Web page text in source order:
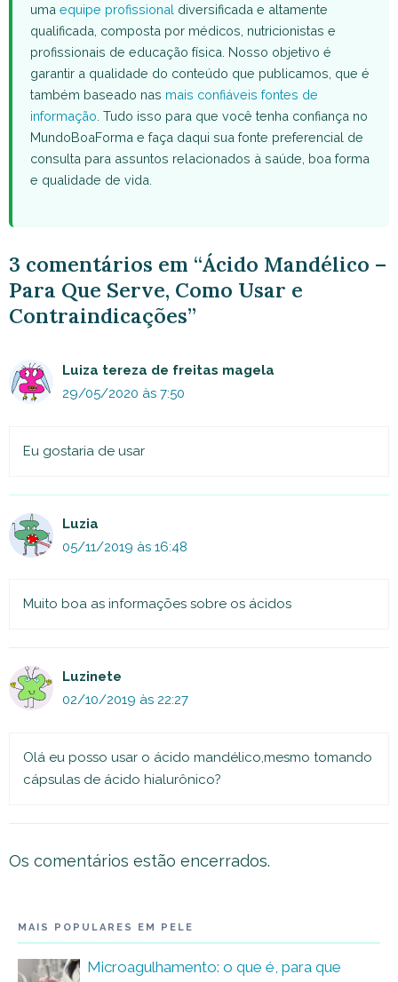
uma equipe profissional diversificada e altamente
qualificada, composta por médicos, nutricionistas e
profissionais de educação física. Nosso objetivo é
garantir a qualidade do conteúdo que publicamos, que é
também baseado nas mais confiáveis fontes de
informação . Tudo isso para que você tenha confiança no
MundoBoaForma e faça daqui sua fonte preferencial de
consulta para assuntos relacionados à saúde, boa forma
e qualidade de vida.
3 comentários em “Ácido Mandélico –
Para Que Serve, Como Usar e
Contraindicações”
Luiza tereza de freitas magela
29/05/2020 às 7:50
Eu gostaria de usar
Luzia
05/11/2019 às 16:48
Muito boa as informações sobre os ácidos
Luzinete
02/10/2019 às 22:27
Olá eu posso usar o ácido mandélico,mesmo tomando
cápsulas de ácido hialurônico?
Os comentários estão encerrados.
MAIS POPULARES EM PELE
Microagulhamento: o que é, para que